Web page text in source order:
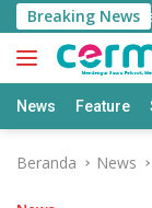
Langsung
ke
konten
Breaking News
Nurjaya
News Feature
Beranda News